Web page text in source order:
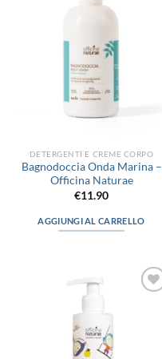
DETERGENTI E CREME CORPO
Bagnodoccia Onda Marina –
Officina Naturae
€11.90
AGGIUNGI AL CARRELLO